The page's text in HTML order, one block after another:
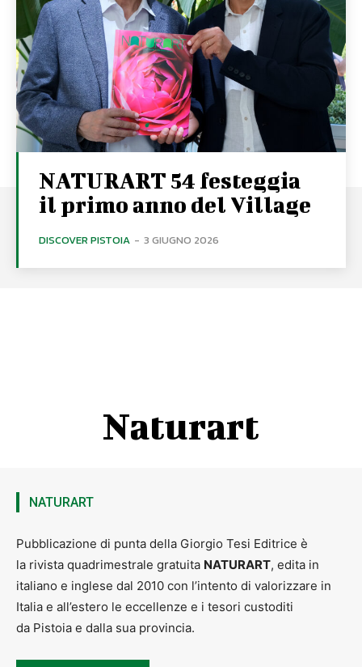
NATURART 54 festeggia
il primo anno del Village
DISCOVER PISTOIA - 3 GIUGNO 2026
Naturart
NATURART
Pubblicazione di punta della Giorgio Tesi Editrice è
la rivista quadrimestrale gratuita NATURART, edita in
italiano e inglese dal 2010 con l’intento di valorizzare in
Italia e all’estero le eccellenze e i tesori custoditi
da Pistoia e dalla sua provincia.